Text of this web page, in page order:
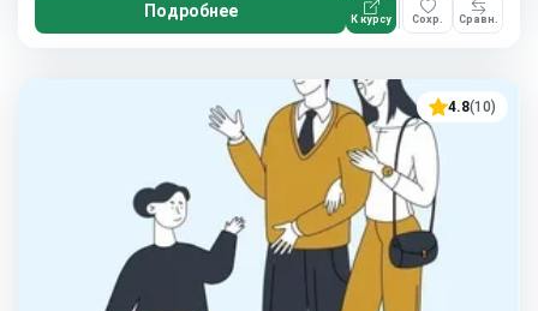
Подробнее К курсу Сохр. Сравн.
4.8(10)